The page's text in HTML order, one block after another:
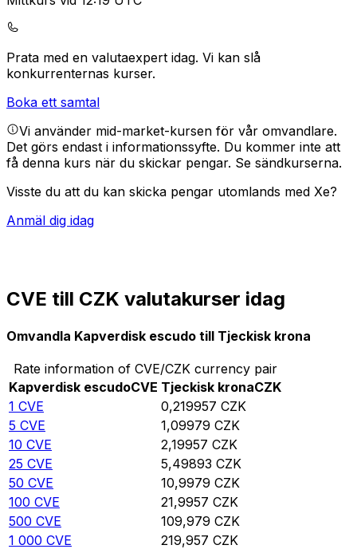
Prata med en valutaexpert idag. Vi kan slå
konkurrenternas kurser.
Boka ett samtal
Vi använder mid-market-kursen för vår omvandlare.
Det görs endast i informationssyfte. Du kommer inte att
få denna kurs när du skickar pengar. Se sändkurserna.
Visste du att du kan skicka pengar utomlands med Xe?
Anmäl dig idag
CVE till CZK valutakurser idag
Omvandla Kapverdisk escudo till Tjeckisk krona
Rate information of CVE/CZK currency pair
Kapverdisk escudoCVE Tjeckisk kronaCZK
1 CVE 0,219957 CZK
5 CVE 1,09979 CZK
10 CVE 2,19957 CZK
25 CVE 5,49893 CZK
50 CVE 10,9979 CZK
100 CVE 21,9957 CZK
500 CVE 109,979 CZK
1 000 CVE 219,957 CZK